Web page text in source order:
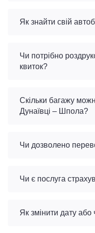
Як знайти свій
Чи потрібно
квиток?
Скільки багажу
Дунаївці – Шпола?
Чи дозволено
Чи є послуга
Як змінити дату або